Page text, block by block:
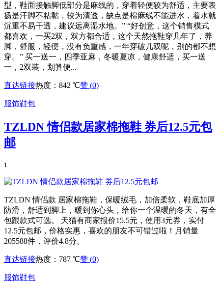
型，鞋面接触脚低部分是麻线的，穿着轻便较为舒适，主要表
扬是汗脚不粘黏，较为清透，缺点是棉麻线不能进水，着水就
沉重不易干透，建议远离湿水地。” “好创意，这个销售模式
都喜欢，一买2双，双方都合适，这个天然拖鞋穿几年了，养
脚，舒服，轻便，没有负重感，一年穿破几双呢，别的都不想
穿。” 买一送一，四季亚麻，冬暖夏凉，健康舒适，买一送
一，2双装，划算便...
直达链接热度：842 ℃赞 (0)
服饰鞋包
TZLDN 情侣款居家棉拖鞋 券后12.5元包
邮
1
TZLDN 情侣款 居家棉拖鞋，保暖绒毛，加倍柔软，鞋底加厚
防滑，舒适到脚上，暖到你心头，给你一个温暖的冬天，有全
包跟款式可选。 天猫有商家报价15.5元，使用3元券，实付
12.5元包邮，价格实惠，喜欢的朋友不可错过啦！月销量
205588件，评价4.8分。
直达链接热度：787 ℃赞 (0)
服饰鞋包